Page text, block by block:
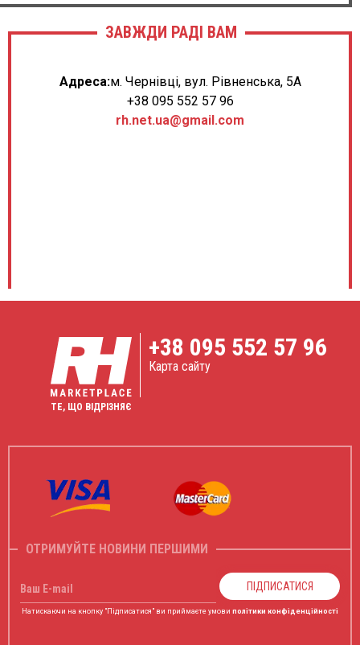
ЗАВЖДИ РАДІ ВАМ
Адреса:м. Чернівці, вул. Рівненська, 5А
+38 095 552 57 96
rh.net.ua@gmail.com
ТЕ, ЩО ВІДРІЗНЯЄ
+38 095 552 57 96
Карта сайту
ОТРИМУЙТЕ НОВИНИ ПЕРШИМИ
Ваш E-mail ПІДПИСАТИСЯ
Натискаючи на кнопку "Підписатися" ви приймаєте умови політики конфіденційності